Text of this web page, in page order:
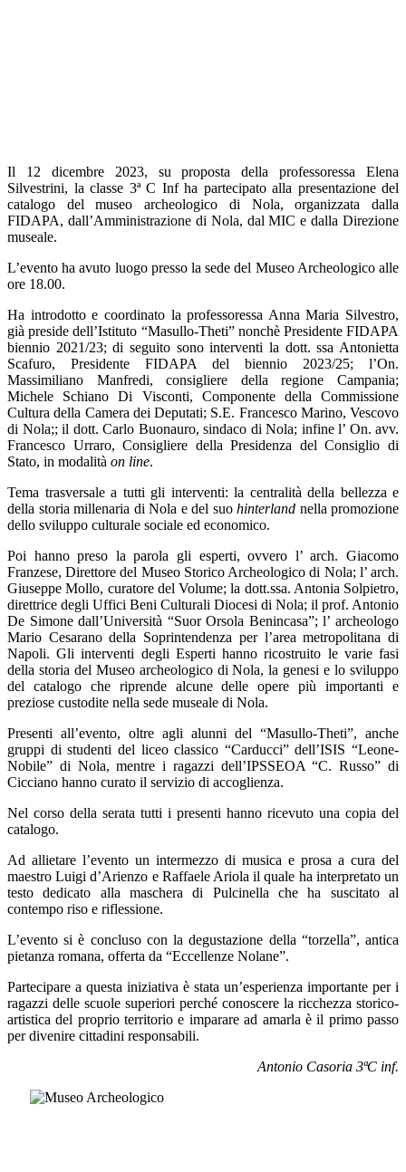
Il 12 dicembre 2023, su proposta della professoressa Elena
Silvestrini, la classe 3ª C Inf ha partecipato alla presentazione del
catalogo del museo archeologico di Nola, organizzata dalla
FIDAPA, dall’Amministrazione di Nola, dal MIC e dalla Direzione
museale.
L’evento ha avuto luogo presso la sede del Museo Archeologico alle
ore 18.00.
Ha introdotto e coordinato la professoressa Anna Maria Silvestro,
già preside dell’Istituto “Masullo-Theti” nonchè Presidente FIDAPA
biennio 2021/23; di seguito sono interventi la dott. ssa Antonietta
Scafuro, Presidente FIDAPA del biennio 2023/25; l’On.
Massimiliano Manfredi, consigliere della regione Campania;
Michele Schiano Di Visconti, Componente della Commissione
Cultura della Camera dei Deputati; S.E. Francesco Marino, Vescovo
di Nola;; il dott. Carlo Buonauro, sindaco di Nola; infine l’ On. avv.
Francesco Urraro, Consigliere della Presidenza del Consiglio di
Stato, in modalità on line.
Tema trasversale a tutti gli interventi: la centralità della bellezza e
della storia millenaria di Nola e del suo hinterland nella promozione
dello sviluppo culturale sociale ed economico.
Poi hanno preso la parola gli esperti, ovvero l’ arch. Giacomo
Franzese, Direttore del Museo Storico Archeologico di Nola; l’ arch.
Giuseppe Mollo, curatore del Volume; la dott.ssa. Antonia Solpietro,
direttrice degli Uffici Beni Culturali Diocesi di Nola; il prof. Antonio
De Simone dall’Università “Suor Orsola Benincasa”; l’ archeologo
Mario Cesarano della Soprintendenza per l’area metropolitana di
Napoli. Gli interventi degli Esperti hanno ricostruito le varie fasi
della storia del Museo archeologico di Nola, la genesi e lo sviluppo
del catalogo che riprende alcune delle opere più importanti e
preziose custodite nella sede museale di Nola.
Presenti all’evento, oltre agli alunni del “Masullo-Theti”, anche
gruppi di studenti del liceo classico “Carducci” dell’ISIS “Leone-
Nobile” di Nola, mentre i ragazzi dell’IPSSEOA “C. Russo” di
Cicciano hanno curato il servizio di accoglienza.
Nel corso della serata tutti i presenti hanno ricevuto una copia del
catalogo.
Ad allietare l’evento un intermezzo di musica e prosa a cura del
maestro Luigi d’Arienzo e Raffaele Ariola il quale ha interpretato un
testo dedicato alla maschera di Pulcinella che ha suscitato al
contempo riso e riflessione.
L’evento si è concluso con la degustazione della “torzella”, antica
pietanza romana, offerta da “Eccellenze Nolane”.
Partecipare a questa iniziativa è stata un’esperienza importante per i
ragazzi delle scuole superiori perché conoscere la ricchezza storico-
artistica del proprio territorio e imparare ad amarla è il primo passo
per divenire cittadini responsabili.
Antonio Casoria 3ªC inf.